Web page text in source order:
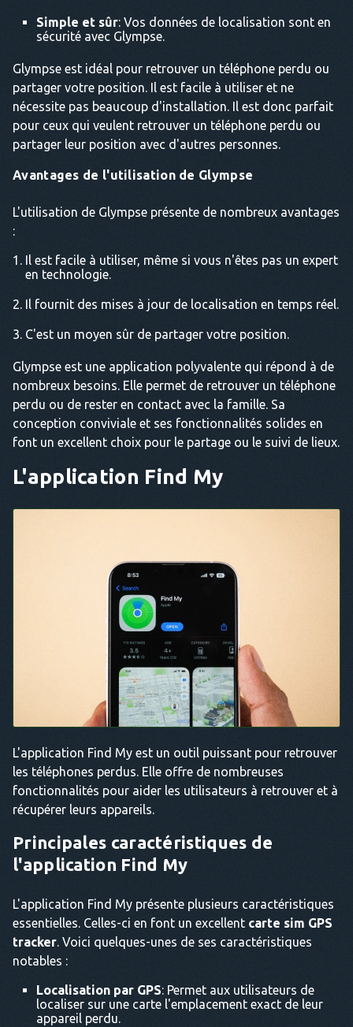
Simple et sûr: Vos données de localisation sont en
sécurité avec Glympse.
Glympse est idéal pour retrouver un téléphone perdu ou
partager votre position. Il est facile à utiliser et ne
nécessite pas beaucoup d'installation. Il est donc parfait
pour ceux qui veulent retrouver un téléphone perdu ou
partager leur position avec d'autres personnes.
Avantages de l'utilisation de Glympse
L'utilisation de Glympse présente de nombreux avantages
:
Il est facile à utiliser, même si vous n'êtes pas un expert
en technologie.
Il fournit des mises à jour de localisation en temps réel.
C'est un moyen sûr de partager votre position.
Glympse est une application polyvalente qui répond à de
nombreux besoins. Elle permet de retrouver un téléphone
perdu ou de rester en contact avec la famille. Sa
conception conviviale et ses fonctionnalités solides en
font un excellent choix pour le partage ou le suivi de lieux.
L'application Find My
L'application Find My est un outil puissant pour retrouver
les téléphones perdus. Elle offre de nombreuses
fonctionnalités pour aider les utilisateurs à retrouver et à
récupérer leurs appareils.
Principales caractéristiques de
l'application Find My
L'application Find My présente plusieurs caractéristiques
essentielles. Celles-ci en font un excellent carte sim GPS
tracker. Voici quelques-unes de ses caractéristiques
notables :
Localisation par GPS: Permet aux utilisateurs de
localiser sur une carte l'emplacement exact de leur
appareil perdu.